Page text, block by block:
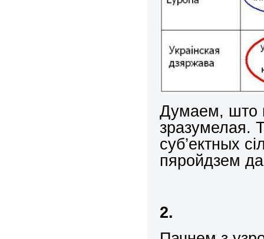
Думаем, што
зразумелая.
суб’ектных
пяройдзем да
2.